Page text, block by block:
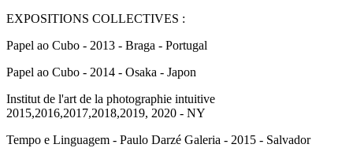
EXPOSITIONS COLLECTIVES :
Papel ao Cubo - 2013 - Braga - Portugal
Papel ao Cubo - 2014 - Osaka - Japon
Institut de l'art de la photographie intuitive
2015,2016,2017,2018,2019, 2020 - NY
Tempo e Linguagem - Paulo Darzé Galeria - 2015 - Salvador